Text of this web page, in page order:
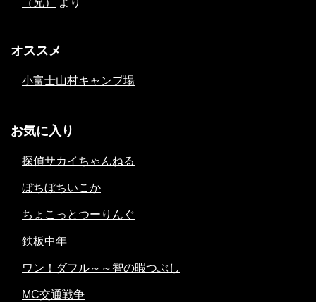
（兄）
より
オススメ
小富士山村キャンプ場
お気に入り
探偵サカイちゃんねる
ぼちぼちいこか
ちょこっとつーりんぐ
鉄板中年
ワン！ダフル～～智の暇つぶし
MC交通戦争